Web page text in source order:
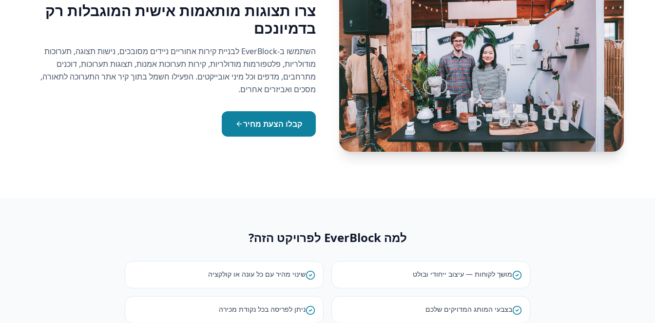
צרו תצוגות מותאמות אישית המוגבלות רק
בדמיונכם
השתמשו ב-EverBlock לבניית קירות אחוריים ניידים מסובכים, נישות תצוגה, תערוכות
מודולריות, פלטפורמות מודולריות, קירות תערוכות אמנות, תצוגות תערוכות, דוכנים
מתרחבים, מדפים וכל מיני אובייקטים. הפעילו חשמל בתוך קיר אתר התערוכה לתאורה,
מסכים ואביזרים אחרים.
קבלו הצעת מחיר
למה EverBlock לפרויקט הזה?
מושך לקוחות — עיצוב ייחודי ובולט שינוי מהיר עם כל עונה או קולקציה
בצבעי המותג המדויקים שלכם ניתן לפריסה בכל נקודת מכירה